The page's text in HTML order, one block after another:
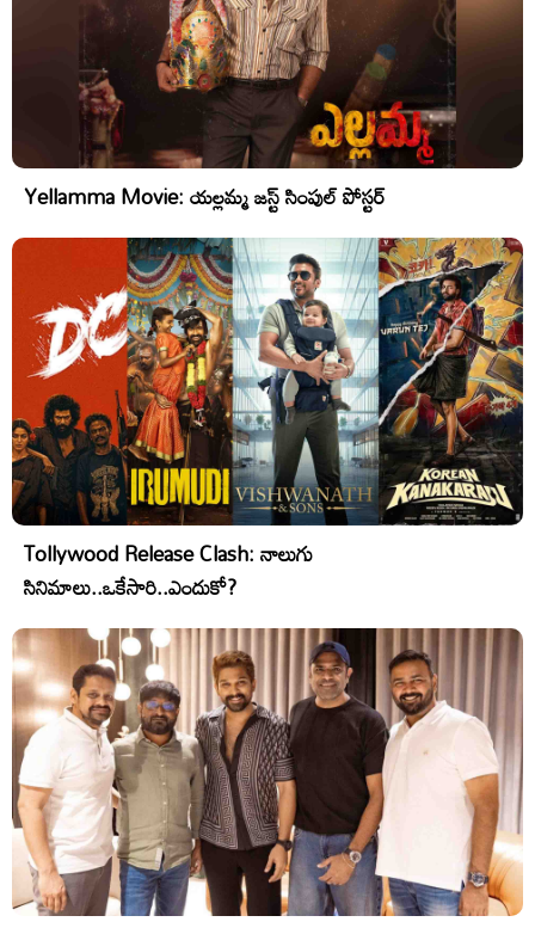
Yellamma Movie: యల్లమ్మ జస్ట్ సింపుల్ పోస్టర్
Tollywood Release Clash: నాలుగు
సినిమాలు..ఒకేసారి..ఎందుకో?